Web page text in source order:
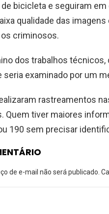
bicicleta e seguiram
qualidade das
criminosos.
dos trabalhos técnicos,
seria examinado por um
rastreamentos
Quem tiver maiores
190 sem precisar
de e-mail não será publicado.